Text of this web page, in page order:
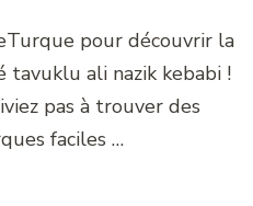
pour découvrir la
tavuklu ali nazik kebabi !
pas à trouver des
faciles …